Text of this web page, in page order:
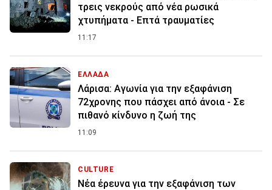
τρεις νεκρούς από νέα ρωσικά
χτυπήματα - Επτά τραυματίες
11:17
ΕΛΛΑΔΑ
Λάρισα: Αγωνία για την εξαφάνιση
72χρονης που πάσχει από άνοια - Σε
πιθανό κίνδυνο η ζωή της
11:09
CULTURE
Νέα έρευνα για την εξαφάνιση των